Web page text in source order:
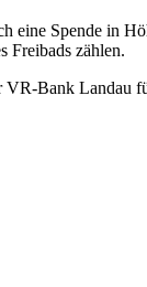
Spende in
Freibads zählen.
VR-Bank Landau